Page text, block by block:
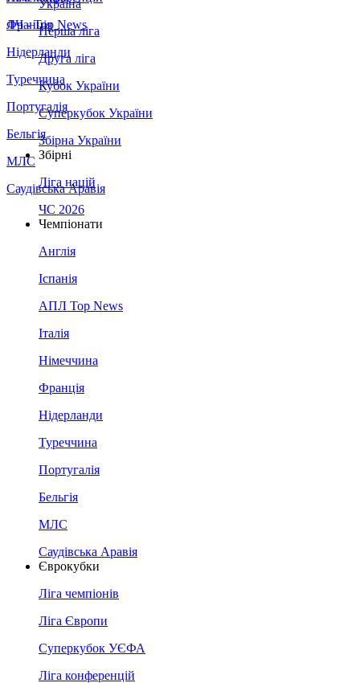
Франція
Нідерланди
Туреччина
Португалія
Бельгія
МЛС
Саудівська Аравія
ЛЧ - Top News
Україна
Перша ліга
Друга ліга
Кубок України
Суперкубок України
Збірна України
Збірні
Ліга націй
ЧС 2026
Чемпіонати
Англія
Іспанія
АПЛ Top News
Італія
Німеччина
Франція
Нідерланди
Туреччина
Португалія
Бельгія
МЛС
Саудівська Аравія
Єврокубки
Ліга чемпіонів
Ліга Європи
Суперкубок УЄФА
Ліга конференцій